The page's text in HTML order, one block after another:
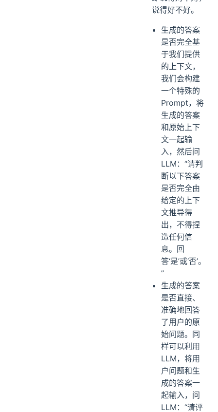
G（Generation
即说得对不对，
说得好不好。
生成的答案
是否完全基
于我们提供
的上下文，
我们会构建
一个特殊的
Prompt，将
生成的答案
和原始上下
文一起输
入，然后问
LLM：“请判
断以下答案
是否完全由
给定的上下
文推导得
出，不得捏
造任何信
息。回
答‘是’或‘否’。
”
生成的答案
是否直接、
准确地回答
了用户的原
始问题。同
样可以利用
LLM，将用
户问题和生